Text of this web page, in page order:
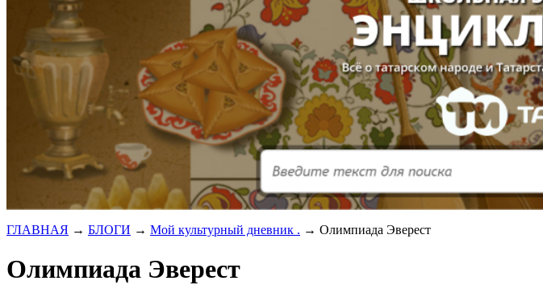
ГЛАВНАЯ → БЛОГИ → Мой культурный дневник . → Олимпиада Эверест
Олимпиада Эверест